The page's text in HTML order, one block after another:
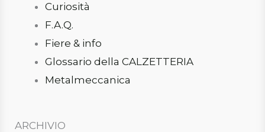
Curiosità
F.A.Q.
Fiere & info
Glossario della CALZETTERIA
Metalmeccanica
ARCHIVIO